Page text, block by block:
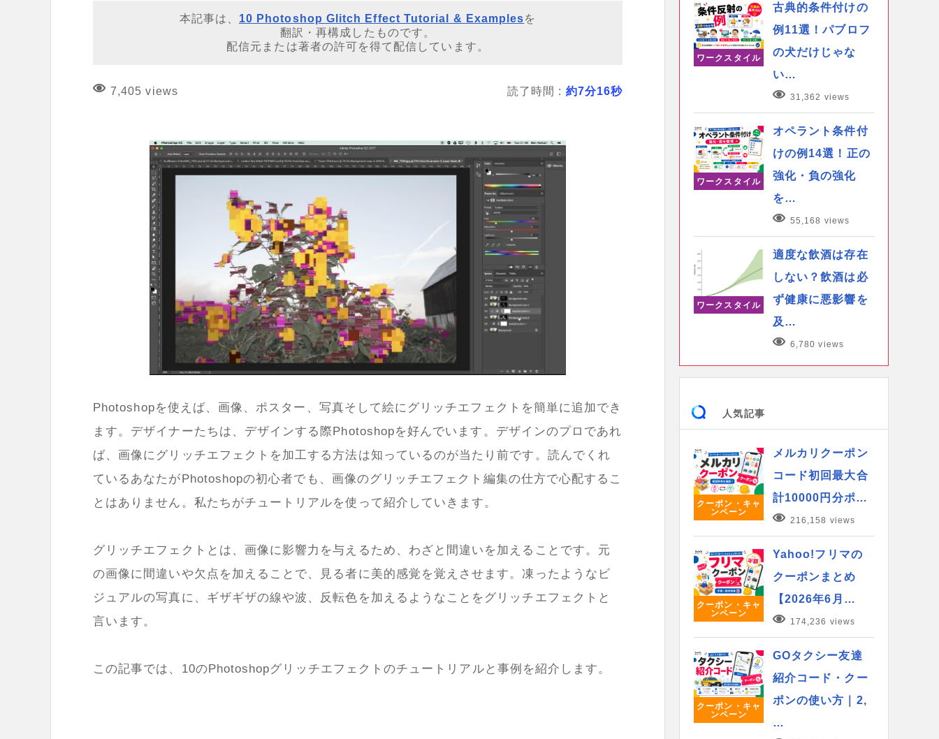
本記事は、 10 Photoshop Glitch Effect Tutorial & Examplesを
翻訳・再構成したものです。
配信元または著者の許可を得て配信しています。
7,405 views 読了時間 : 約7分16秒
Photoshopを使えば、画像、ポスター、写真そして絵にグリッチエフェクトを簡単に追加でき
ます。デザイナーたちは、デザインする際Photoshopを好んでいます。デザインのプロであれ
ば、画像にグリッチエフェクトを加工する方法は知っているのが当たり前です。読んでくれ
ているあなたがPhotoshopの初心者でも、画像のグリッチエフェクト編集の仕方で心配するこ
とはありません。私たちがチュートリアルを使って紹介していきます。
グリッチエフェクトとは、画像に影響力を与えるため、わざと間違いを加えることです。元
の画像に間違いや欠点を加えることで、見る者に美的感覚を覚えさせます。凍ったようなビ
ジュアルの写真に、ギザギザの線や波、反転色を加えるようなことをグリッチエフェクトと
言います。
この記事では、10のPhotoshopグリッチエフェクトのチュートリアルと事例を紹介します。
ワークスタイル
古典的条件付けの
例11選！パブロフ
の犬だけじゃな
い…
31,362 views
ワークスタイル
オペラント条件付
けの例14選！正の
強化・負の強化
を…
55,168 views
ワークスタイル
適度な飲酒は存在
しない？飲酒は必
ず健康に悪影響を
及…
6,780 views
人気記事
クーポン・キャ
ンペーン
メルカリクーポン
コード初回最大合
計10000円分ポ…
216,158 views
クーポン・キャ
ンペーン
Yahoo!フリマの
クーポンまとめ
【2026年6月…
174,236 views
クーポン・キャ
ンペーン
GOタクシー友達
紹介コード・クー
ポンの使い方｜2,
…